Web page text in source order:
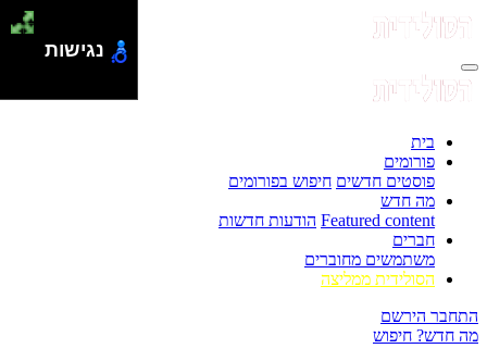
בית
פורומים
פוסטים חדשים חיפוש בפורומים
מה חדש
Featured content הודעות חדשות
חברים
משתמשים מחוברים
הסולידית ממליצה
התחבר הירשם
מה חדש? חיפוש
נגישות